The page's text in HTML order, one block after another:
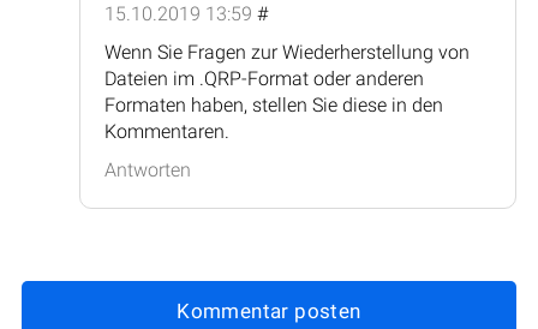
15.10.2019 13:59 #
Wenn Sie Fragen zur Wiederherstellung von
Dateien im .QRP-Format oder anderen
Formaten haben, stellen Sie diese in den
Kommentaren.
Antworten
Kommentar posten